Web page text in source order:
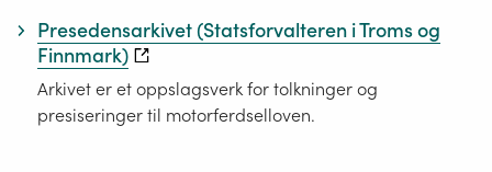
Presedensarkivet (Statsforvalteren i Troms og
Finnmark)
Arkivet er et oppslagsverk for tolkninger og
presiseringer til motorferdselloven.